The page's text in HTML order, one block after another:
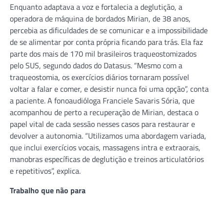
Enquanto adaptava a voz e fortalecia a deglutição, a
operadora de máquina de bordados Mirian, de 38 anos,
percebia as dificuldades de se comunicar e a impossibilidade
de se alimentar por conta própria ficando para trás. Ela faz
parte dos mais de 170 mil brasileiros traqueostomizados
pelo SUS, segundo dados do Datasus. “Mesmo com a
traqueostomia, os exercícios diários tornaram possível
voltar a falar e comer, e desistir nunca foi uma opção”, conta
a paciente. A fonoaudióloga Franciele Savaris Sória, que
acompanhou de perto a recuperação de Mirian, destaca o
papel vital de cada sessão nesses casos para restaurar e
devolver a autonomia. “Utilizamos uma abordagem variada,
que inclui exercícios vocais, massagens intra e extraorais,
manobras específicas de deglutição e treinos articulatórios
e repetitivos”, explica.
Trabalho que não para